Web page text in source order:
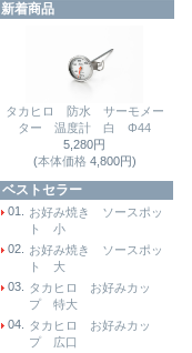
新着商品
タカヒロ 防水 サーモメー
ター 温度計 白 Φ44
5,280円
(本体価格4,800円)
ベストセラー
01.
お好み焼き ソースポッ
ト 小
02.
お好み焼き ソースポッ
ト 大
03.
タカヒロ お好みカッ
プ 特大
04.
タカヒロ お好みカッ
プ 広口